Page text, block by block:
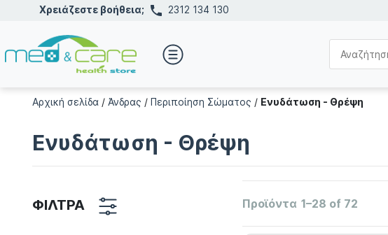
Χρειάζεστε βοήθεια; 2312 134 130
Αρχική σελίδα/ Άνδρας / Περιποίηση Σώματος / Ενυδάτωση - Θρέψη
Ενυδάτωση - Θρέψη
ΦΙΛΤΡΑ Προϊόντα 1–28 of 72